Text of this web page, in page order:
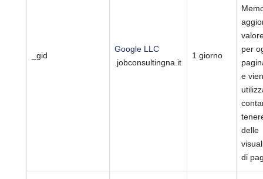
_gid
Google LLC
.jobconsultingna.it
1 giorno
per
e
delle
di